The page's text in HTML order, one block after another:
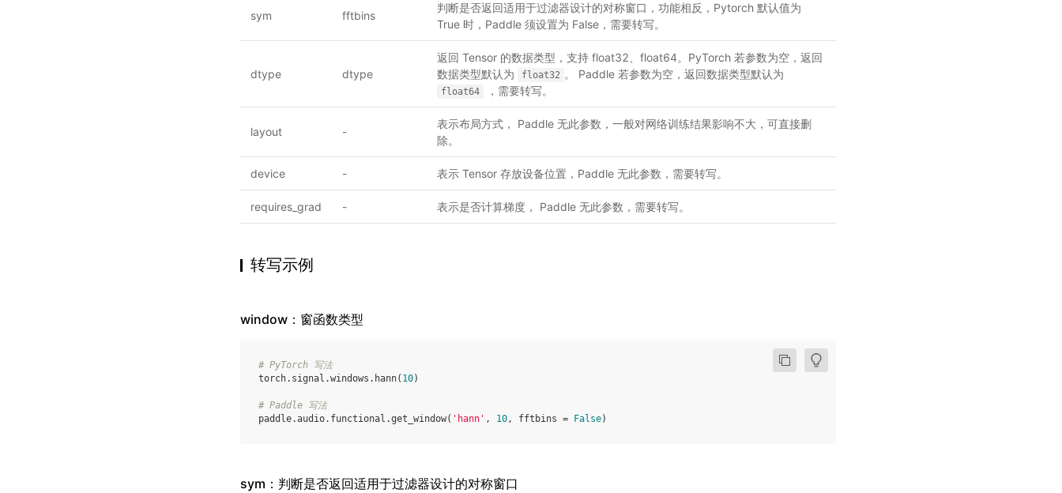
sym fftbins
判断是否返回适用于过滤器设计的对称窗口，功能相反，Pytorch 默认值为
True 时，Paddle 须设置为 False，需要转写。
dtype dtype
返回 Tensor 的数据类型，支持 float32、float64。PyTorch 若参数为空，返回
数据类型默认为
float32 。 Paddle 若参数为空，返回数据类型默认为
float64 ，需要转写。
layout -
表示布局方式， Paddle 无此参数，一般对网络训练结果影响不大，可直接删
除。
device - 表示 Tensor 存放设备位置，Paddle 无此参数，需要转写。
requires_grad - 表示是否计算梯度， Paddle 无此参数，需要转写。
转写示例
window：窗函数类型
# PyTorch 写法
torch. signal .windows . hann( 10)
# Paddle 写法
paddle.audio. functional .get_window( 'hann' , 10, fftbins = False)
sym：判断是否返回适用于过滤器设计的对称窗口